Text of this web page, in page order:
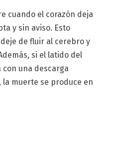
cuando el corazón deja
y sin aviso. Esto
de fluir al cerebro y
si el latido del
una descarga
muerte se produce en